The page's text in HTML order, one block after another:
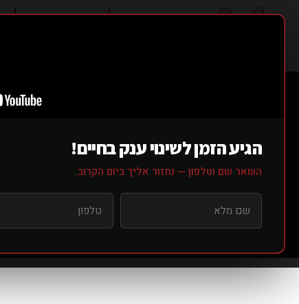
הגיע הזמן לשינוי ענק בחיים!
השאר שם וטלפון — נחזור אליך ביום הקרוב.